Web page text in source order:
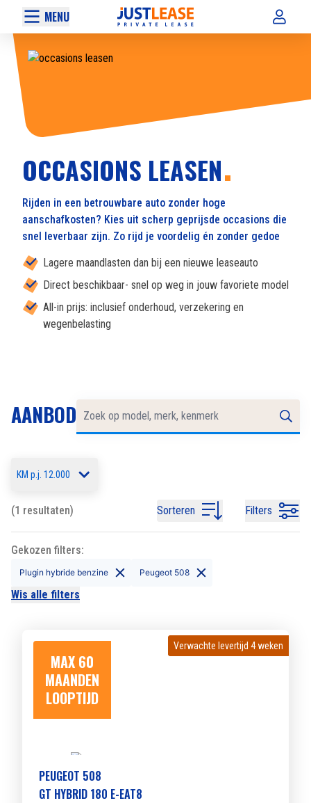
MENU
OCCASIONS LEASEN
Rijden in een betrouwbare auto zonder hoge
aanschafkosten? Kies uit scherp geprijsde occasions die
snel leverbaar zijn. Zo rijd je voordelig én zonder gedoe
Lagere maandlasten dan bij een nieuwe leaseauto
Direct beschikbaar- snel op weg in jouw favoriete model
All-in prijs: inclusief onderhoud, verzekering en
wegenbelasting
AANBOD
KM p.j. 12.000
(1 resultaten) Sorteren Filters
Gekozen filters:
Plugin hybride benzine Peugeot 508
Wis alle filters
MAX 60
MAANDEN
LOOPTIJD
Verwachte levertijd 4 weken
Verwachte levertijd 4 weken
PEUGEOT 508
GT HYBRID 180 E-EAT8